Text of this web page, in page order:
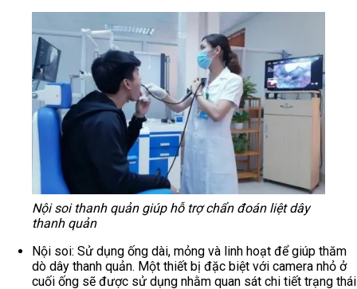
Nội soi thanh quản giúp hỗ trợ chẩn đoán liệt dây
thanh quản
Nội soi: Sử dụng ống dài, mỏng và linh hoạt để giúp thăm
dò dây thanh quản. Một thiết bị đặc biệt với camera nhỏ ở
cuối ống sẽ được sử dụng nhằm quan sát chi tiết trạng thái